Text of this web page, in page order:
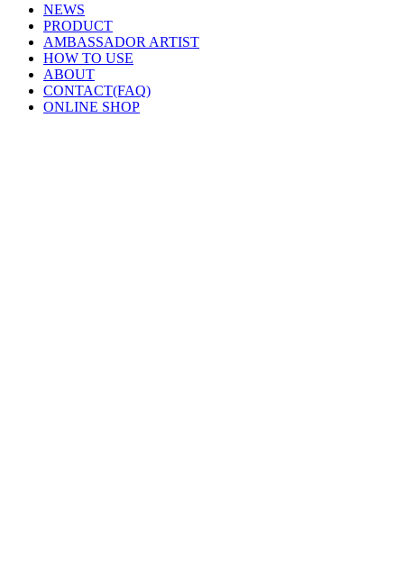
NEWS
PRODUCT
AMBASSADOR ARTIST
HOW TO USE
ABOUT
CONTACT(FAQ)
ONLINE SHOP